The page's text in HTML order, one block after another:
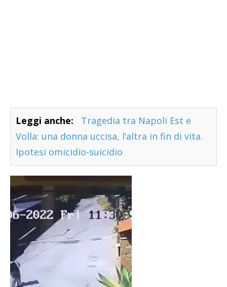
Leggi anche:
Tragedia tra Napoli Est e
Volla: una donna uccisa, l’altra in fin di vita.
Ipotesi omicidio-suicidio